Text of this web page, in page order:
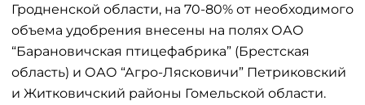
Гродненской области, на 70-80% от необходимого
объема удобрения внесены на полях ОАО
“Барановичская птицефабрика” (Брестская
область) и ОАО “Агро-Лясковичи” Петриковский
и Житковичский районы Гомельской области.